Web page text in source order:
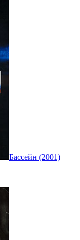
Бассейн (2001)